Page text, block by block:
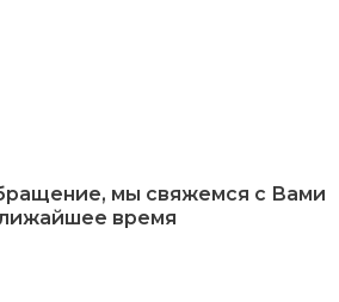
мы свяжемся с Вами
время